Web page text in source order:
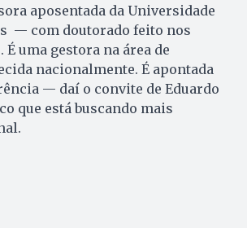
aposentada da Universidade
— com doutorado feito nos
É uma gestora na área de
nacionalmente. É apontada
— daí o convite de Eduardo
que está buscando mais